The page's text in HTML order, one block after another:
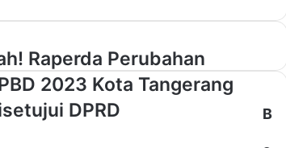
Raperda Perubahan
2023 Kota Tangerang
DPRD
B